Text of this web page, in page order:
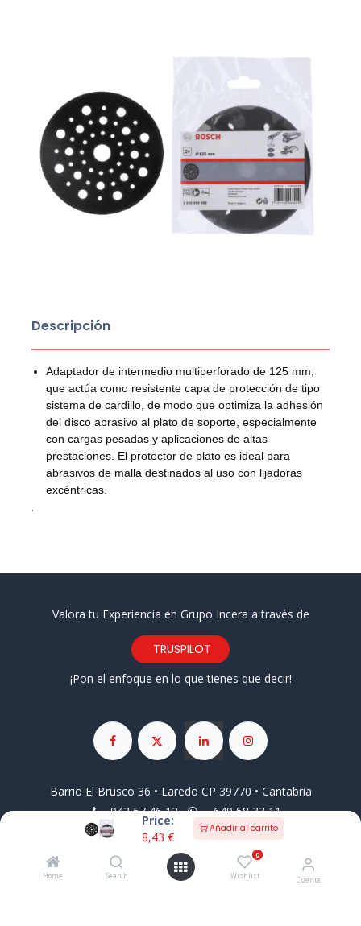
Price:
8,43 €
Añadir al carrito
Home Search
0
Wishlist Cuenta
Descripción
Adaptador de intermedio multiperforado de 125 mm,
que actúa como resistente capa de protección de tipo
sistema de cardillo, de modo que optimiza la adhesión
del disco abrasivo al plato de soporte, especialmente
con cargas pesadas y aplicaciones de altas
prestaciones. El protector de plato es ideal para
abrasivos de malla destinados al uso con lijadoras
excéntricas.
.
Valora tu Experiencia en Grupo Incera a través de
TRUSPILOT
¡Pon el enfoque en lo que tienes que decir!
Barrio El Brusco 36 • Laredo CP 39770 • Cantabria
942 67 46 12
649 58 33 11
pedidos@grupoincera.com
Aviso Legal
Condiciones Generales de Venta
Pago
Contacto Información Comercial